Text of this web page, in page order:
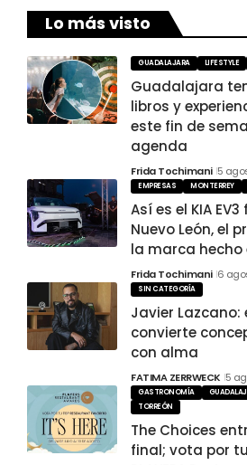
Lo más visto
GUADALAJARA LIFESTYLE
Guadalajara
libros y
este fin de
agenda
Frida Tochimani 5
EMPRESAS MONTERREY
Así es el KIA
Nuevo León, el
la marca hecho
Frida Tochimani 6
SIN CATEGORÍA
Javier
convierte
con alma
FATIMA ZERRWECK 5
GASTRONOMÍA
TORREÓN
The Choices
final; vota por